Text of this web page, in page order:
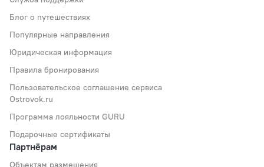
Блог о путешествиях
Популярные направления
Юридическая информация
Правила бронирования
Пользовательское соглашение сервиса
Ostrovok.ru
Программа лояльности GURU
Подарочные сертификаты
Партнёрам
Объектам размещения